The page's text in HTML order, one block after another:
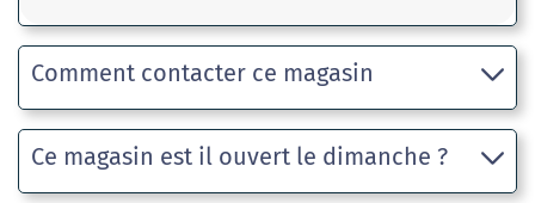
Comment contacter ce magasin
Ce magasin est il ouvert le dimanche ?